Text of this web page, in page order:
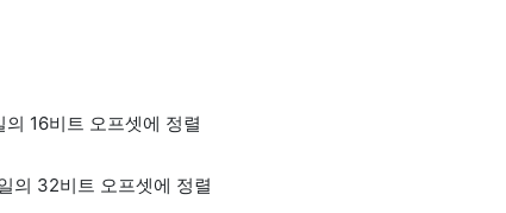
비트 오프셋에 정렬
비트 오프셋에 정렬